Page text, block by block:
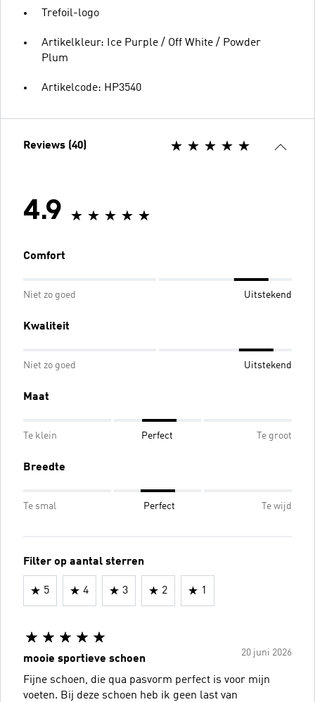
Trefoil-logo
Artikelkleur: Ice Purple / Off White / Powder
Plum
Artikelcode: HP3540
Reviews (40)
4.9
Comfort
Niet zo goed Uitstekend
Kwaliteit
Niet zo goed Uitstekend
Maat
Te klein Perfect Te groot
Breedte
Te smal Perfect Te wijd
Filter op aantal sterren
5 4 3 2 1
20 juni 2026
mooie sportieve schoen
Fijne schoen, die qua pasvorm perfect is voor mijn
voeten. Bij deze schoen heb ik geen last van